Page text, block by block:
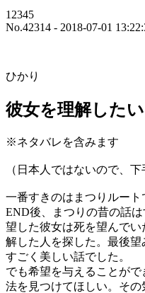
12345
No.42314 - 2018-07-01
ひかり
彼女を理解したい
※ネタバレを含みます
（日本人ではないので、
一番すきのはまつりルート
END後、まつりの昔の話
望した彼女は死を望んで
解した人を探した。最後望
すごく美しい話でした。
でも希望を与えることが
法を見つけてほしい。その